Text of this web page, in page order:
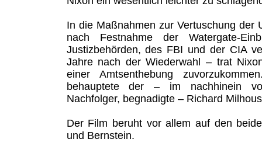
In die Maßnahmen zur Vertuschung der
nach Festnahme der Watergate-
Justizbehörden, des FBI und der CIA
Jahre nach der Wiederwahl – trat
einer Amtsenthebung
behauptete der – im nachhinein
Nachfolger, begnadigte – Richard
Der Film beruht vor allem auf den
und Bernstein.